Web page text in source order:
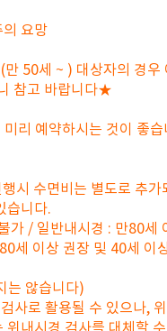
의 요망
50세 ~ ) 대상자의 경우
참고 바랍니다★
리 예약하시는 것이 좋
시 수면비는 별도로 추가
습니다.
가 / 일반내시경 : 만80세
세 이상 권장 및 40세 이
는 않습니다)
사로 활용될 수 있으나,